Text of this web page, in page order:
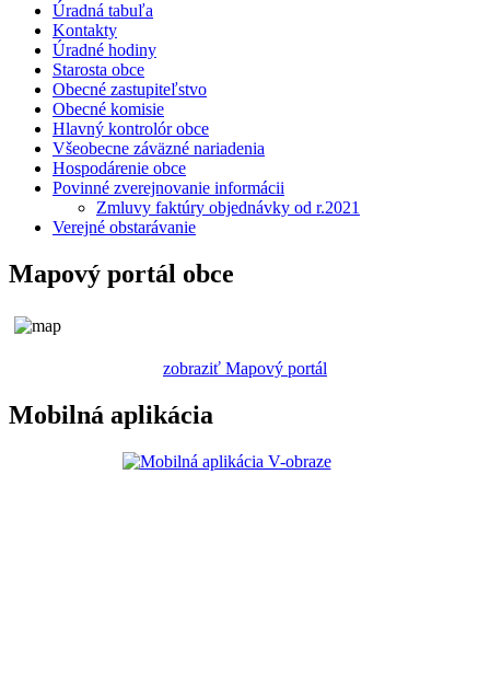
Úradná tabuľa
Kontakty
Úradné hodiny
Starosta obce
Obecné zastupiteľstvo
Obecné komisie
Hlavný kontrolór obce
Všeobecne záväzné nariadenia
Hospodárenie obce
Povinné zverejnovanie informácii
Zmluvy faktúry objednávky od r.2021
Verejné obstarávanie
Mapový portál obce
zobraziť Mapový portál
Mobilná aplikácia